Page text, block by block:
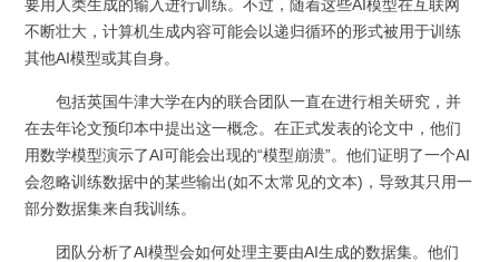
要用人类生成的输入进行训练。不过，随着这些AI模型在互联网
不断壮大，计算机生成内容可能会以递归循环的形式被用于训练
其他AI模型或其自身。
包括英国牛津大学在内的联合团队一直在进行相关研究，并
在去年论文预印本中提出这一概念。在正式发表的论文中，他们
用数学模型演示了AI可能会出现的“模型崩溃”。他们证明了一个AI
会忽略训练数据中的某些输出(如不太常见的文本)，导致其只用一
部分数据集来自我训练。
团队分析了AI模型会如何处理主要由AI生成的数据集。他们